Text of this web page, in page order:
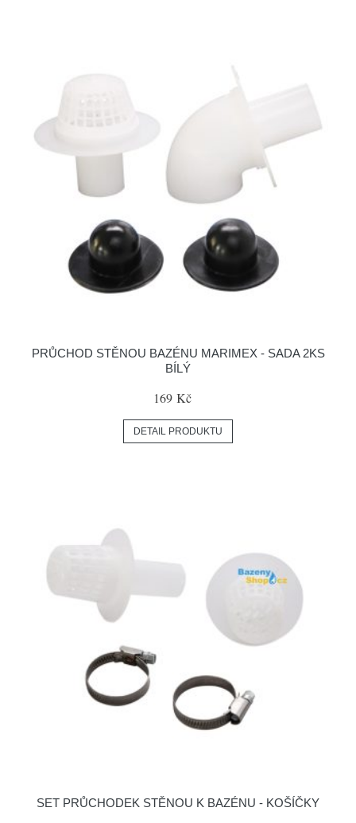
PRŮCHOD STĚNOU BAZÉNU MARIMEX - SADA 2KS
BÍLÝ
169 Kč
DETAIL PRODUKTU
SET PRŮCHODEK STĚNOU K BAZÉNU - KOŠÍČKY